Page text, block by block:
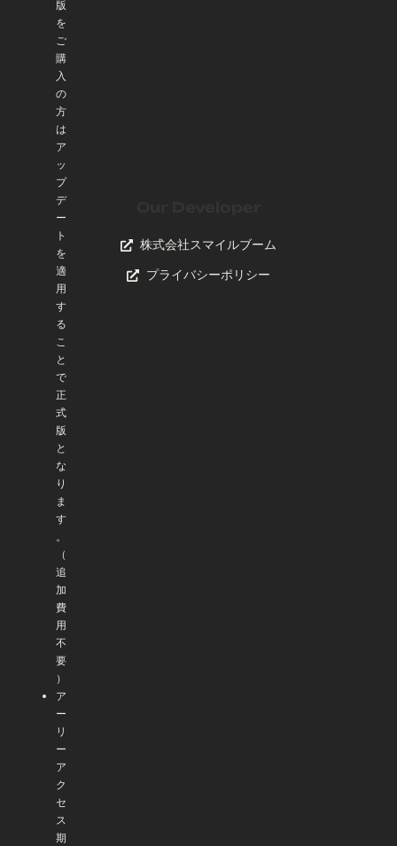
版
を
ご
購
入
の
方
は
ア
ッ
プ
デ
ー
ト
を
適
用
す
る
こ
と
で
正
式
版
と
な
り
ま
す
。
（
追
加
費
用
不
要
）
ア
ー
リ
ー
ア
ク
セ
ス
期
株式会社スマイルブーム
プライバシーポリシー